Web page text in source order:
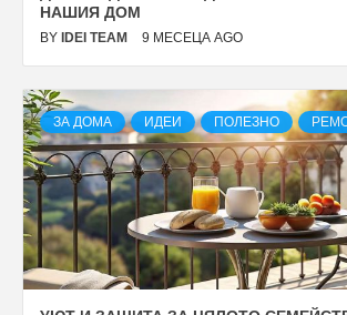
НАШИЯ ДОМ
BY IDEI TEAM 9 МЕСЕЦА AGO
ЗА ДОМА ИДЕИ ПОЛЕЗНО